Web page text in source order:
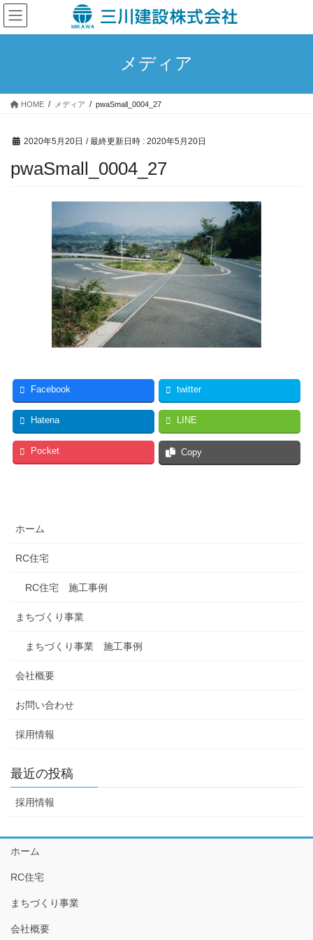
コ
ン
テ
ス
ナ
ビ
ゲ
ン
メディア
HOME メディア pwaSmall_0004_27
2020年5月20日 / 最終更新日時 : 2020年5月20日
pwaSmall_0004_27
Facebook twitter
Hatena LINE
Pocket Copy
ホーム
RC住宅
RC住宅 施工事例
まちづくり事業
まちづくり事業 施工事例
会社概要
お問い合わせ
採用情報
最近の投稿
採用情報
ホーム
RC住宅
まちづくり事業
会社概要